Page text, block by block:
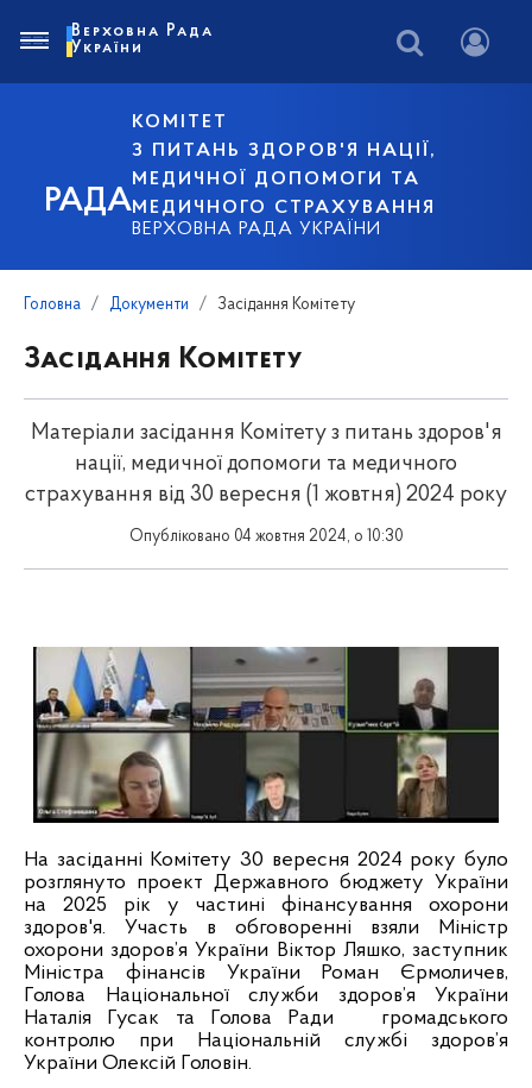
РАДА
КОМІТЕТ
З ПИТАНЬ ЗДОРОВ'Я НАЦІЇ,
МЕДИЧНОЇ ДОПОМОГИ ТА
МЕДИЧНОГО СТРАХУВАННЯ
ВЕРХОВНА РАДА УКРАЇНИ
Верховна Рада
України
Головна Документи Засідання Комітету
Засідання Комітету
Матеріали засідання Комітету з питань здоров'я
нації, медичної допомоги та медичного
страхування від 30 вересня (1 жовтня) 2024 року
Опубліковано 04 жовтня 2024, о 10:30
На засіданні Комітету 30 вересня 2024 року було
розглянуто проект Державного бюджету України
на 2025 рік у частині фінансування охорони
здоров'я. Участь в обговоренні взяли Міністр
охорони здоров’я України Віктор Ляшко, заступник
Міністра фінансів України Роман Єрмоличев,
Голова Національної служби здоров’я України
Наталія Гусак та Голова Ради
громадського
контролю при Національній службі здоров’я
України Олексій Головін.